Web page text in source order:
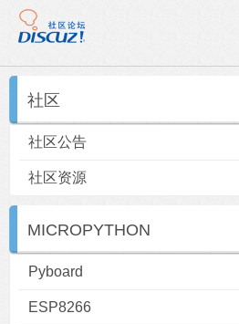
社区
社区公告
社区资源
MICROPYTHON
Pyboard
ESP8266